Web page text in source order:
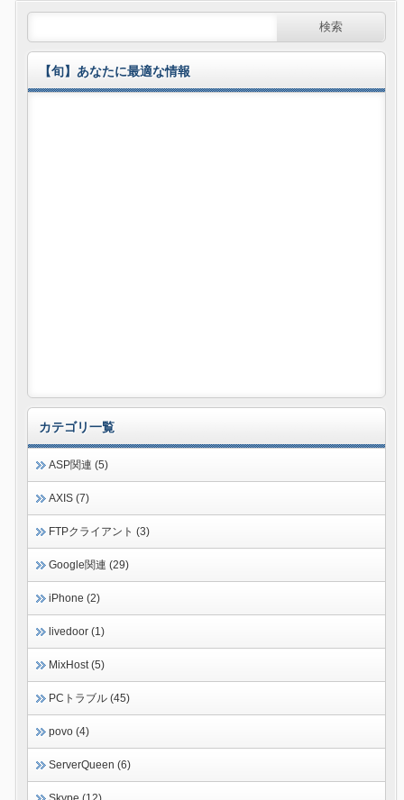
【旬】あなたに最適な情報
カテゴリ一覧
ASP関連 (5)
AXIS (7)
FTPクライアント (3)
Google関連 (29)
iPhone (2)
livedoor (1)
MixHost (5)
PCトラブル (45)
povo (4)
ServerQueen (6)